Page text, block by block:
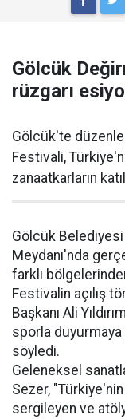
Gölcük
rüzgarı
Gölcük'te
Festivali,
zanaatkarların
Gölcük
Meydanı'nda
farklı
Festivalin açılış
Başkanı Ali
sporla
söyledi.
Geleneksel
Sezer,
sergileyen ve